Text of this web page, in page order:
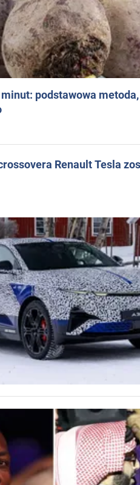
podstawowa
Renault Tesla